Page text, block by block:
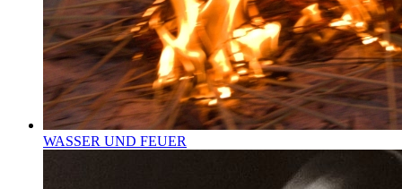
WASSER UND FEUER